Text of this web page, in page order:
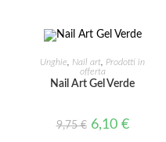
AGGIUNGI AL CARRELLO
Unghie Nail art Prodotti in
offerta
Nail Art Gel Verde
9,75€ 6,10 €